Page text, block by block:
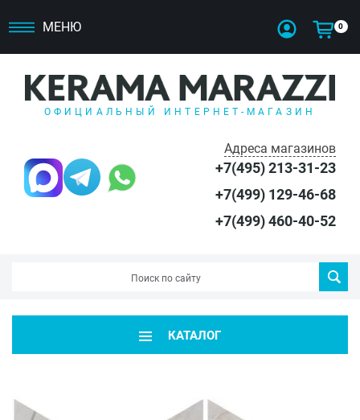
МЕНЮ 0
ОФИЦИАЛЬНЫЙ ИНТЕРНЕТ-МАГАЗИН
Адреса магазинов
+7(495) 213-31-23
+7(499) 129-46-68
+7(499) 460-40-52
КАТАЛОГ